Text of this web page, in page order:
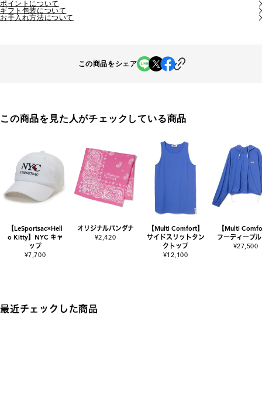
ポイントについて
ギフト包装について
お手入れ方法について
この商品をシェア
この商品を見た人がチェックしている商品
【LeSportsac×Hell
o Kitty】NYC キャ
ップ
¥7,700
オリジナルバンダナ
¥2,420
【Multi Comfort】
サイドスリットタン
クトップ
¥12,100
【Multi
フーディーブ
¥27,500
最近チェックした商品